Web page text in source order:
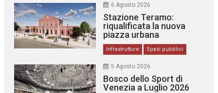
6 Agosto 2026
Stazione Teramo:
riqualificata la nuova
piazza urbana
Infrastrutture Spazi pubblici
5 Agosto 2026
Bosco dello Sport di
Venezia a Luglio 2026